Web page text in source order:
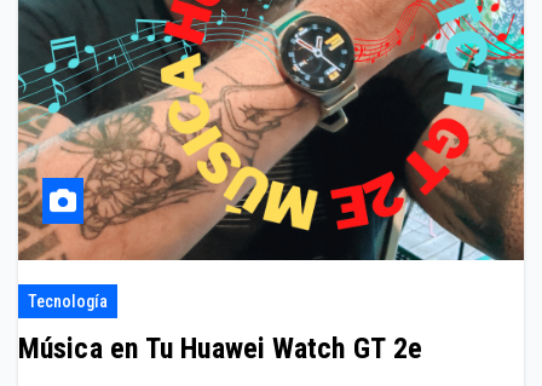
Tecnología
Música en Tu Huawei Watch GT 2e